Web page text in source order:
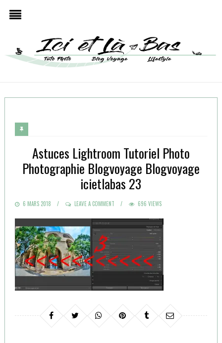
Astuces Lightroom Tutoriel Photo
Photographie Blogvoyage Blogvoyage
icietlabas 23
POSTED
6 MARS 2018 LEAVE A COMMENT 696 VIEWS